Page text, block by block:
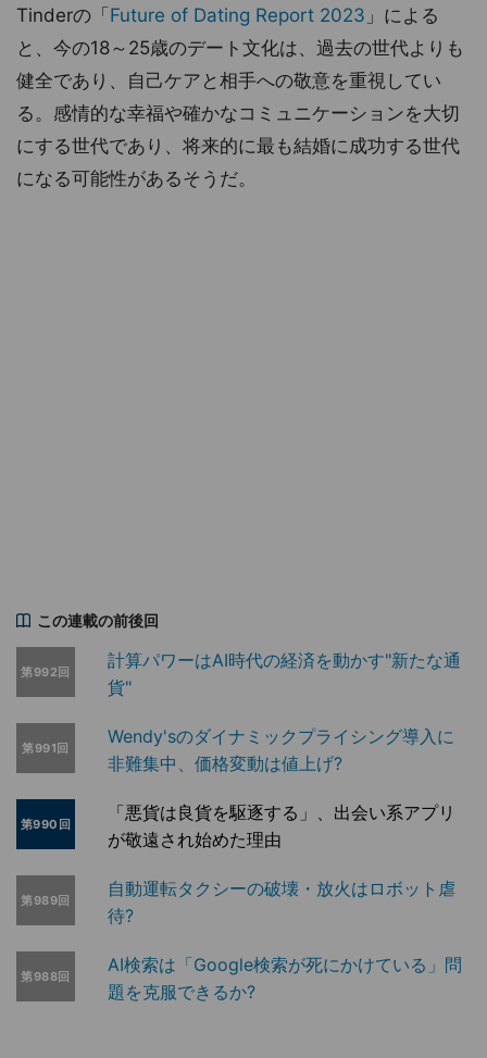
Tinderの「 Future of Dating Report 2023 」による
と、今の18～25歳のデート文化は、過去の世代よりも
健全であり、自己ケアと相手への敬意を重視してい
る。感情的な幸福や確かなコミュニケーションを大切
にする世代であり、将来的に最も結婚に成功する世代
になる可能性があるそうだ。
この連載の前後回
第992回
計算パワーはAI時代の経済を動かす"新たな通
貨"
第991回
Wendy'sのダイナミックプライシング導入に
非難集中、価格変動は値上げ?
第990回
「悪貨は良貨を駆逐する」、出会い系アプリ
が敬遠され始めた理由
第989回
自動運転タクシーの破壊・放火はロボット虐
待?
第988回
AI検索は「Google検索が死にかけている」問
題を克服できるか?